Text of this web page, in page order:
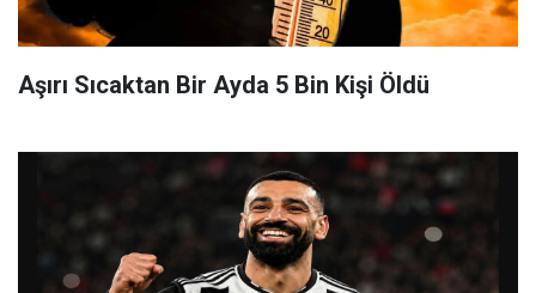
Aşırı Sıcaktan Bir Ayda 5 Bin Kişi Öldü